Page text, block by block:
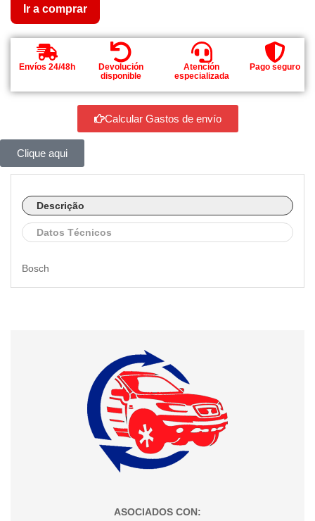
Ir a comprar
Envíos 24/48h
Devolución
disponible
Atención
especializada
Pago seguro
Calcular Gastos de envío
Clique aqui
Descrição
Datos Técnicos
Bosch
ASOCIADOS CON: